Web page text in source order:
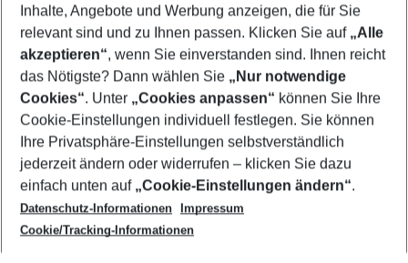
Footer
Footer navigation
Über uns
AGB
Cookie-Einstellungen ändern
Cookie-Richtlinie
Datenschutz
Service & Hilfe
Barrierefreies Reisen
Check-in
Folgen Sie uns
Inhalte, Angebote und Werbung anzeigen, die für Sie
relevant sind und zu Ihnen passen. Klicken Sie auf „Alle
akzeptieren“, wenn Sie einverstanden sind. Ihnen reicht
das Nötigste? Dann wählen Sie „Nur notwendige
Cookies“. Unter „Cookies anpassen“ können Sie Ihre
Cookie-Einstellungen individuell festlegen. Sie können
Ihre Privatsphäre-Einstellungen selbstverständlich
jederzeit ändern oder widerrufen – klicken Sie dazu
einfach unten auf „Cookie-Einstellungen ändern“.
Datenschutz-Informationen
Impressum
Cookie/Tracking-Informationen